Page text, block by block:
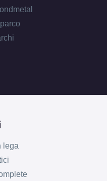
lega